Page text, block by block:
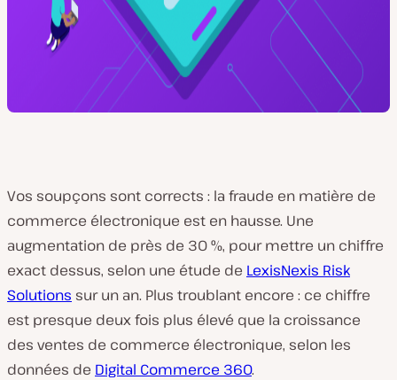
Vos soupçons sont corrects : la fraude en matière de
commerce électronique est en hausse. Une
augmentation de près de 30 %, pour mettre un chiffre
exact dessus, selon une étude de LexisNexis Risk
Solutions sur un an. Plus troublant encore : ce chiffre
est presque deux fois plus élevé que la croissance
des ventes de commerce électronique, selon les
données de Digital Commerce 360.